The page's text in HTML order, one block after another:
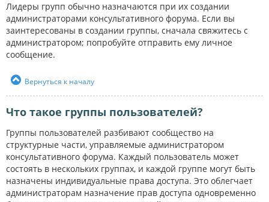
Лидеры групп обычно назначаются при их создании
администраторами консультативного форума. Если вы
заинтересованы в создании группы, сначала свяжитесь с
администратором; попробуйте отправить ему личное
сообщение.
Вернуться к началу
Что такое группы пользователей?
Группы пользователей разбивают сообщество на
структурные части, управляемые администратором
консультативного форума. Каждый пользователь может
состоять в нескольких группах, и каждой группе могут быть
назначены индивидуальные права доступа. Это облегчает
администраторам назначение прав доступа одновременно